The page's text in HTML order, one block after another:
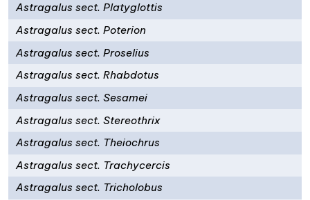
Astragalus sect. Platyglottis
Astragalus sect. Poterion
Astragalus sect. Proselius
Astragalus sect. Rhabdotus
Astragalus sect. Sesamei
Astragalus sect. Stereothrix
Astragalus sect. Theiochrus
Astragalus sect. Trachycercis
Astragalus sect. Tricholobus